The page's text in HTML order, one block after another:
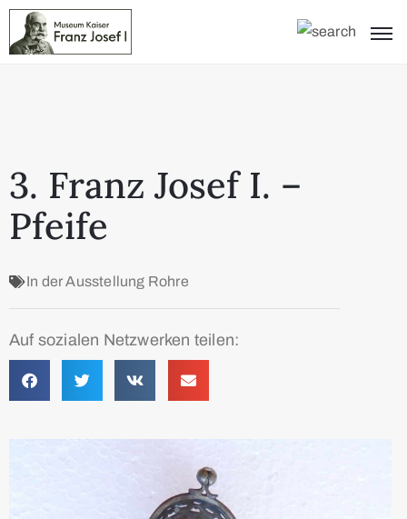
3. Franz Josef I. –
Pfeife
In der Ausstellung Rohre
Auf sozialen Netzwerken teilen: